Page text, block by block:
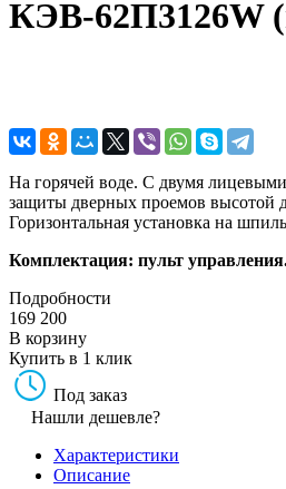
КЭВ-62П3126W
На горячей воде. С двумя
защиты дверных проемов высотой
Горизонтальная установка на
Комплектация: пульт
Подробности
169 200
В корзину
Купить в 1 клик
Под заказ
Нашли дешевле?
Характеристики
Описание